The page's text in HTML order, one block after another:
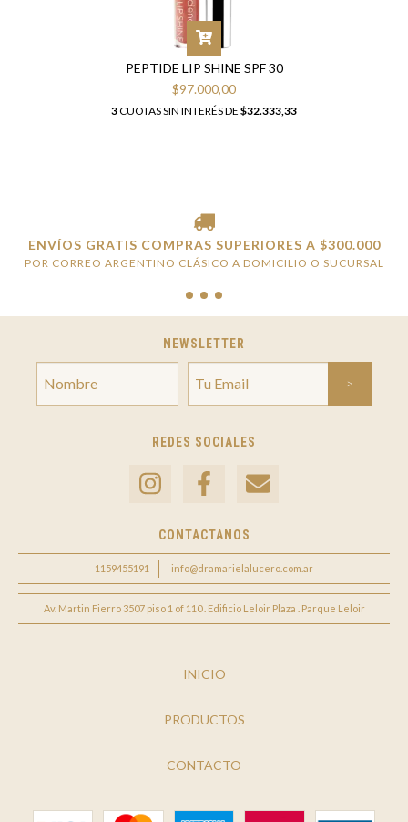
PEPTIDE LIP SHINE SPF 30
$97.000,00
3CUOTAS SIN INTERÉS DE $32.333,33
ENVÍOS GRATIS COMPRAS SUPERIORES A $300.000
POR CORREO ARGENTINO CLÁSICO A DOMICILIO O SUCURSAL
NEWSLETTER
REDES SOCIALES
CONTACTANOS
1159455191 info@dramarielalucero.com.ar
Av. Martin Fierro 3507 piso 1 of 110 . Edificio Leloir Plaza . Parque Leloir
INICIO
PRODUCTOS
CONTACTO